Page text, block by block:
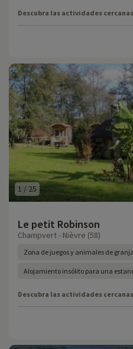
Descubra las actividades cercanas
1 / 25
Le petit Robinson
Champvert - Nièvre (58)
Zona de juegos y animales de granja
Alojamiento insólito para una
Descubra las actividades cercanas